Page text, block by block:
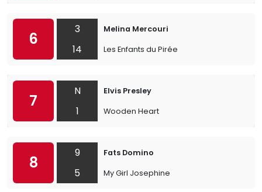
6
3
14
Melina Mercouri
Les Enfants du Pirée
7
N
1
Elvis Presley
Wooden Heart
8
9
5
Fats Domino
My Girl Josephine